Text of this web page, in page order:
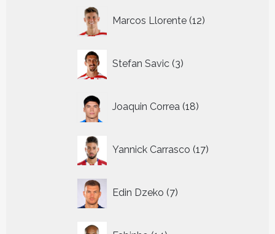
Marcos Llorente 12
producten
Stefan Savic 3
producten
Joaquin Correa 18
producten
Yannick Carrasco 17
producten
Edin Dzeko 7
producten